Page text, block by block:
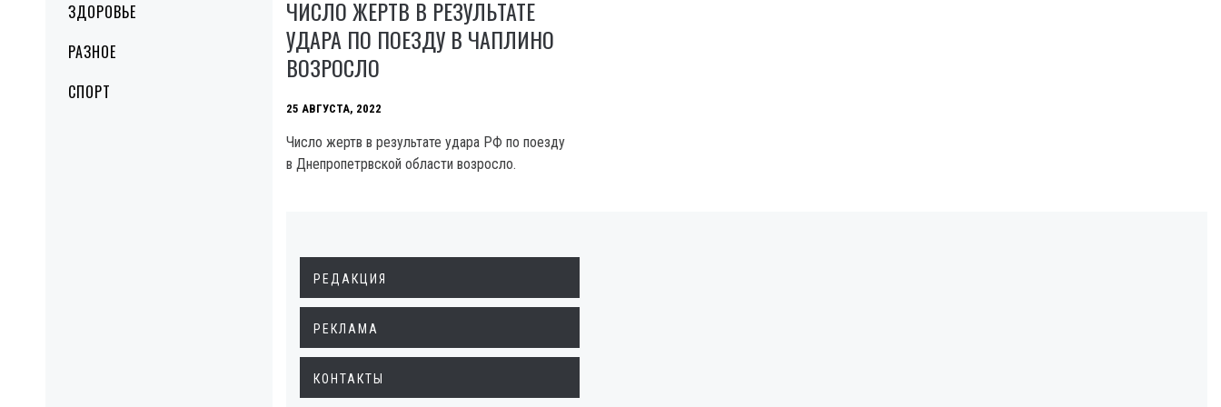
ЗДОРОВЬЕ
РАЗНОЕ
СПОРТ
ЧИСЛО ЖЕРТВ В РЕЗУЛЬТАТЕ
УДАРА ПО ПОЕЗДУ В ЧАПЛИНО
ВОЗРОСЛО
25 АВГУСТА, 2022
Число жертв в результате удара РФ по поезду
в Днепропетрвской области возросло.
РЕДАКЦИЯ
РЕКЛАМА
КОНТАКТЫ